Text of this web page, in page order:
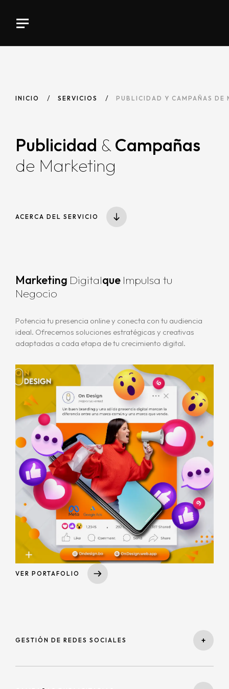
INICIO SERVICIOS PUBLICIDAD Y CAMPAÑAS DE
Publicidad &Campañas
de Marketing
ACERCA DEL SERVICIO
Marketing Digitalque Impulsa tu
Negocio
Potencia tu presencia online y conecta con tu audiencia
ideal. Ofrecemos soluciones estratégicas y creativas
adaptadas a cada etapa de tu crecimiento digital.
VER PORTAFOLIO
GESTIÓN DE REDES SOCIALES +